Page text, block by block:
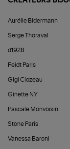
Aurélie Bidermann
Serge Thoraval
d1928
Feidt Paris
Gigi Clozeau
Ginette NY
Pascale Monvoisin
Stone Paris
Vanessa Baroni